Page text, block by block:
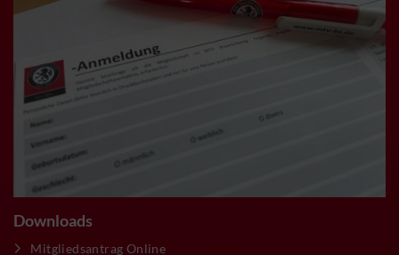
Downloads
Mitgliedsantrag Online